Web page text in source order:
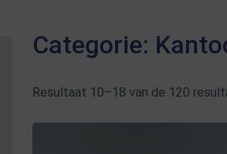
Categorie:
Resultaat 10–18 van de 120